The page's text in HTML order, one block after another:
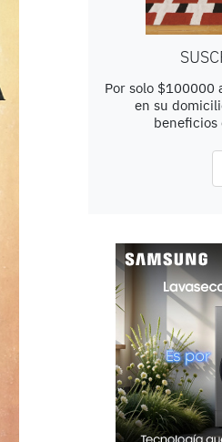
Por solo $100000
en su
beneficios